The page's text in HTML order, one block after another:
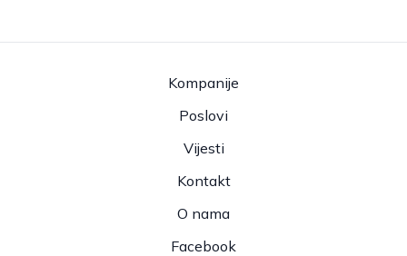
Kompanije
Poslovi
Vijesti
Kontakt
O nama
Facebook